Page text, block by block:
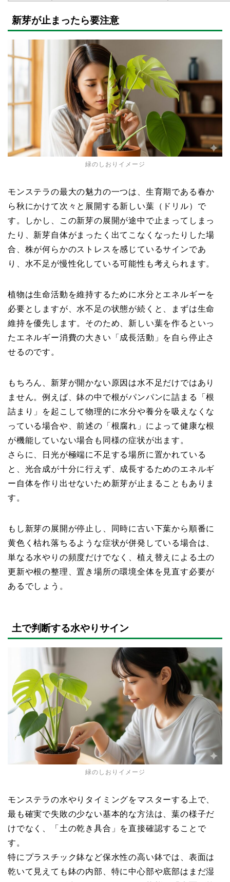
新芽が止まったら要注意
緑のしおりイメージ
モンステラの最大の魅力の一つは、生育期である春か
ら秋にかけて次々と展開する新しい葉（ドリル）で
す。しかし、この新芽の展開が途中で止まってしまっ
たり、新芽自体がまったく出てこなくなったりした場
合、株が何らかのストレスを感じているサインであ
り、水不足が慢性化している可能性も考えられます。
植物は生命活動を維持するために水分とエネルギーを
必要としますが、水不足の状態が続くと、まずは生命
維持を優先します。そのため、新しい葉を作るといっ
たエネルギー消費の大きい「成長活動」を自ら停止さ
せるのです。
もちろん、新芽が開かない原因は水不足だけではあり
ません。例えば、鉢の中で根がパンパンに詰まる「根
詰まり」を起こして物理的に水分や養分を吸えなくな
っている場合や、前述の「根腐れ」によって健康な根
が機能していない場合も同様の症状が出ます。
さらに、日光が極端に不足する場所に置かれている
と、光合成が十分に行えず、成長するためのエネルギ
ー自体を作り出せないため新芽が止まることもありま
す。
もし新芽の展開が停止し、同時に古い下葉から順番に
黄色く枯れ落ちるような症状が併発している場合は、
単なる水やりの頻度だけでなく、植え替えによる土の
更新や根の整理、置き場所の環境全体を見直す必要が
あるでしょう。
土で判断する水やりサイン
緑のしおりイメージ
モンステラの水やりタイミングをマスターする上で、
最も確実で失敗の少ない基本的な方法は、葉の様子だ
けでなく、「土の乾き具合」を直接確認することで
す。
特にプラスチック鉢など保水性の高い鉢では、表面は
乾いて見えても鉢の内部、特に中心部や底部はまだ湿